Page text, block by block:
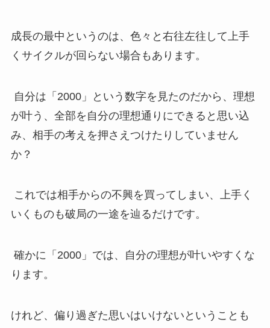
成長の最中というのは、色々と右往左往して上手
くサイクルが回らない場合もあります。
自分は「2000」という数字を見たのだから、理想
が叶う、全部を自分の理想通りにできると思い込
み、相手の考えを押さえつけたりしていません
か？
これでは相手からの不興を買ってしまい、上手く
いくものも破局の一途を辿るだけです。
確かに「2000」では、自分の理想が叶いやすくな
ります。
けれど、偏り過ぎた思いはいけないということも